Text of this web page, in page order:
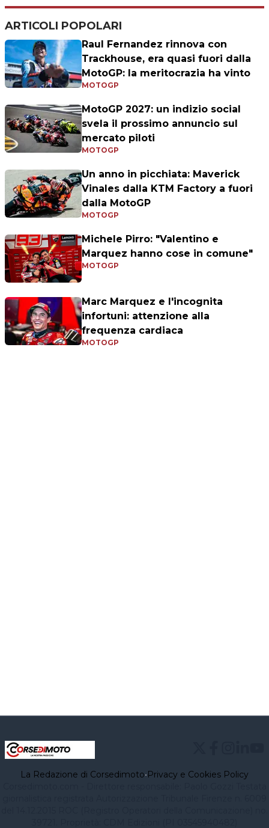
ARTICOLI POPOLARI
Raul Fernandez rinnova con
Trackhouse, era quasi fuori dalla
MotoGP: la meritocrazia ha vinto
MOTOGP
MotoGP 2027: un indizio social
svela il prossimo annuncio sul
mercato piloti
MOTOGP
Un anno in picchiata: Maverick
Vinales dalla KTM Factory a fuori
dalla MotoGP
MOTOGP
Michele Pirro: "Valentino e
Marquez hanno cose in comune"
MOTOGP
Marc Marquez e l'incognita
infortuni: attenzione alla
frequenza cardiaca
MOTOGP
La Redazione di Corsedimoto•Privacy e Cookies Policy